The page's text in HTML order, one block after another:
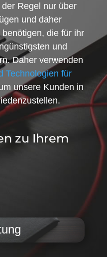
Regel nur über
und daher
die für ihr
und
Daher verwenden
Technologien für
unsere Kunden in
zu Ihrem